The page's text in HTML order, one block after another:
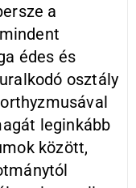
a
édes és
osztály
leginkább
között,